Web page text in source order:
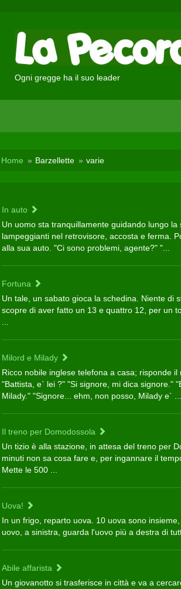
Ogni gregge ha il suo leader
Home Barzellette varie
In auto
Un uomo sta tranquillamente guidando lungo
lampeggianti nel retrovisore, accosta e ferma.
alla sua auto. "Ci sono problemi, agente?" "...
Fortuna
Un tale, un sabato gioca la schedina. Niente di
scopre di aver fatto un 13 e quattro 12, per un
Milord e Milady
Ricco nobile inglese telefona a casa; risponde
"Battista, e` lei ?" "Si signore, mi dica signore."
Milady." "Signore... ehm, non posso, Milady e` ...
Il treno per Domodossola
Un tizio è alla stazione, in attesa del treno per
minuti non sa cosa fare e, per ingannare il
Mette le 500 ...
Uova!
In un frigo, reparto uova. 10 uova sono
uovo, a sinistra, guarda l'uovo più a destra di
Abile affarista
Un giovanotto si trasferisce in città e va a